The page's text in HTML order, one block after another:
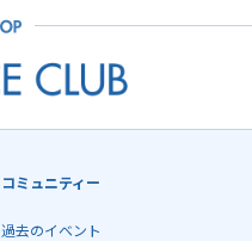
コミュニティー
過去のイベント